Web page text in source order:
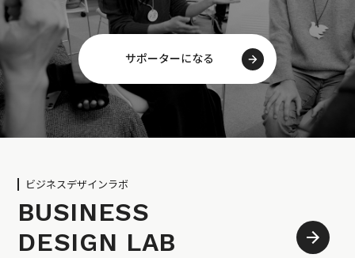
サポーターになる
ビジネスデザインラボ
BUSINESS
DESIGN LAB